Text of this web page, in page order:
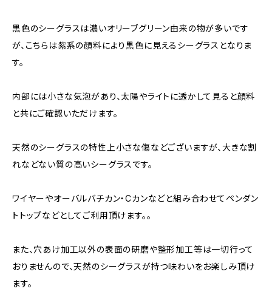
黒色のシーグラスは濃いオリーブグリーン由来の物が多いです
が、こちらは紫系の顔料により黒色に見えるシーグラスとなりま
す。
内部には小さな気泡があり、太陽やライトに透かして見ると顔料
と共にご確認いただけます。
天然のシーグラスの特性上小さな傷などございますが、大きな割
れなどない質の高いシーグラスです。
ワイヤーやオーバルバチカン・Cカンなどと組み合わせてペンダン
トトップなどとしてご利用頂けます。。
また、穴あけ加工以外の表面の研磨や整形加工等は一切行って
おりませんので、天然のシーグラスが持つ味わいをお楽しみ頂け
ます。